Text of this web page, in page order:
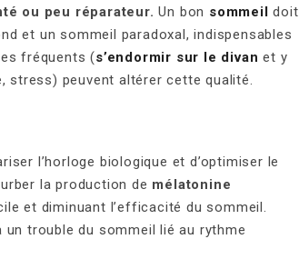
ou peu réparateur. Un bon sommeil doit
et un sommeil paradoxal, indispensables
fréquents (s’endormir sur le divan et y
stress) peuvent altérer cette qualité.
l’horloge biologique et d’optimiser le
la production de mélatonine
et diminuant l’efficacité du sommeil.
trouble du sommeil lié au rythme